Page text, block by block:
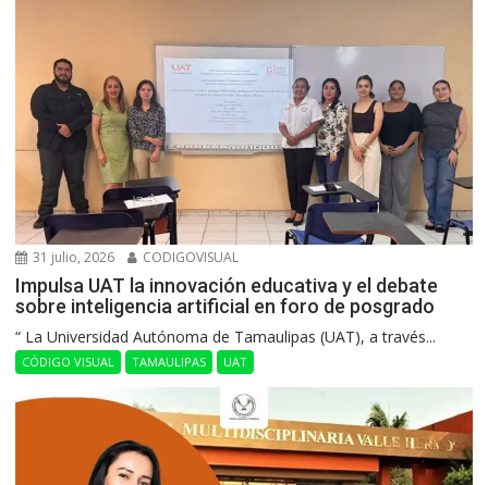
31 julio, 2026 CODIGOVISUAL
Impulsa UAT la innovación educativa y el debate
sobre inteligencia artificial en foro de posgrado
“ La Universidad Autónoma de Tamaulipas (UAT), a través...
CÓDIGO VISUAL TAMAULIPAS UAT